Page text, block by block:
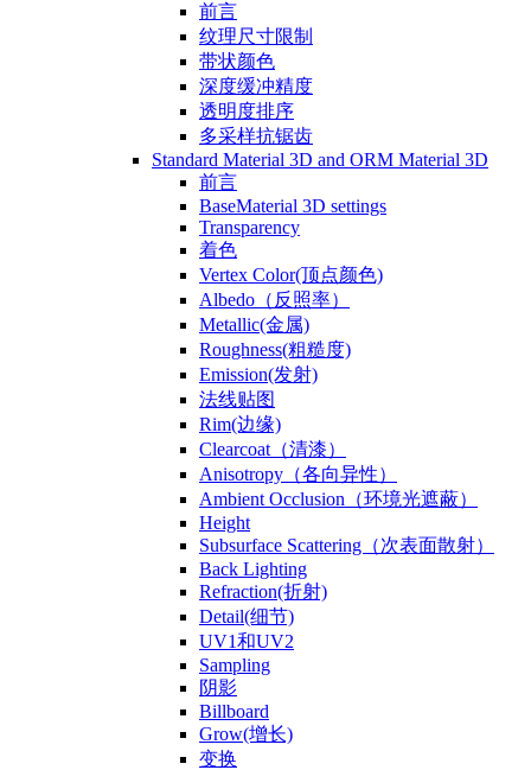
前言
纹理尺寸限制
带状颜色
深度缓冲精度
透明度排序
多采样抗锯齿
Standard Material 3D and ORM Material 3D
前言
BaseMaterial 3D settings
Transparency
着色
Vertex Color(顶点颜色)
Albedo（反照率）
Metallic(金属)
Roughness(粗糙度)
Emission(发射)
法线贴图
Rim(边缘)
Clearcoat（清漆）
Anisotropy（各向异性）
Ambient Occlusion（环境光遮蔽）
Height
Subsurface Scattering（次表面散射）
Back Lighting
Refraction(折射)
Detail(细节)
UV1和UV2
Sampling
阴影
Billboard
Grow(增长)
变换